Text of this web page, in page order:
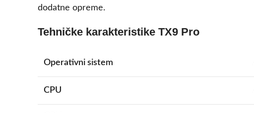
dodatne opreme.
Tehničke karakteristike TX9 Pro
Operativni sistem
CPU